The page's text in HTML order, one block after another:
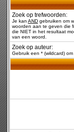
Zoek op trefwoorden:
Je kan AND gebruiken om
woorden aan te geven die
die NIET in het resultaat
van een woord.
Zoek op auteur:
Gebruik een * (wildcard)